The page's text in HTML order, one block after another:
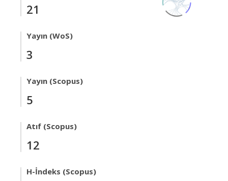
21
Yayın (WoS)
3
Yayın (Scopus)
5
Atıf (Scopus)
12
H-İndeks (Scopus)